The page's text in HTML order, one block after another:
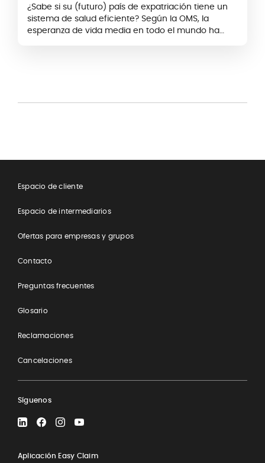
¿Sabe si su (futuro) país de expatriación tiene un
sistema de salud eficiente? Según la OMS, la
esperanza de vida media en todo el mundo ha
​Espacio de cliente
Espacio de intermediarios
Ofertas para empresas y grupos
Contacto
Preguntas frecuentes
Glosario
Reclamaciones
Cancelaciones
Síguenos
LinkedInFacebookInstagramYouTube
Aplicación Easy Claim